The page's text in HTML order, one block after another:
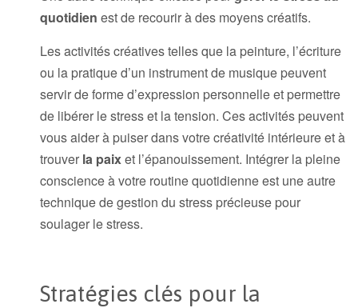
quotidien est de recourir à des moyens créatifs.
Les activités créatives telles que la peinture, l’écriture
ou la pratique d’un instrument de musique peuvent
servir de forme d’expression personnelle et permettre
de libérer le stress et la tension. Ces activités peuvent
vous aider à puiser dans votre créativité intérieure et à
trouver la paixet l’épanouissement. Intégrer la pleine
conscience à votre routine quotidienne est une autre
technique de gestion du stress précieuse pour
soulager le stress.
Stratégies clés pour la